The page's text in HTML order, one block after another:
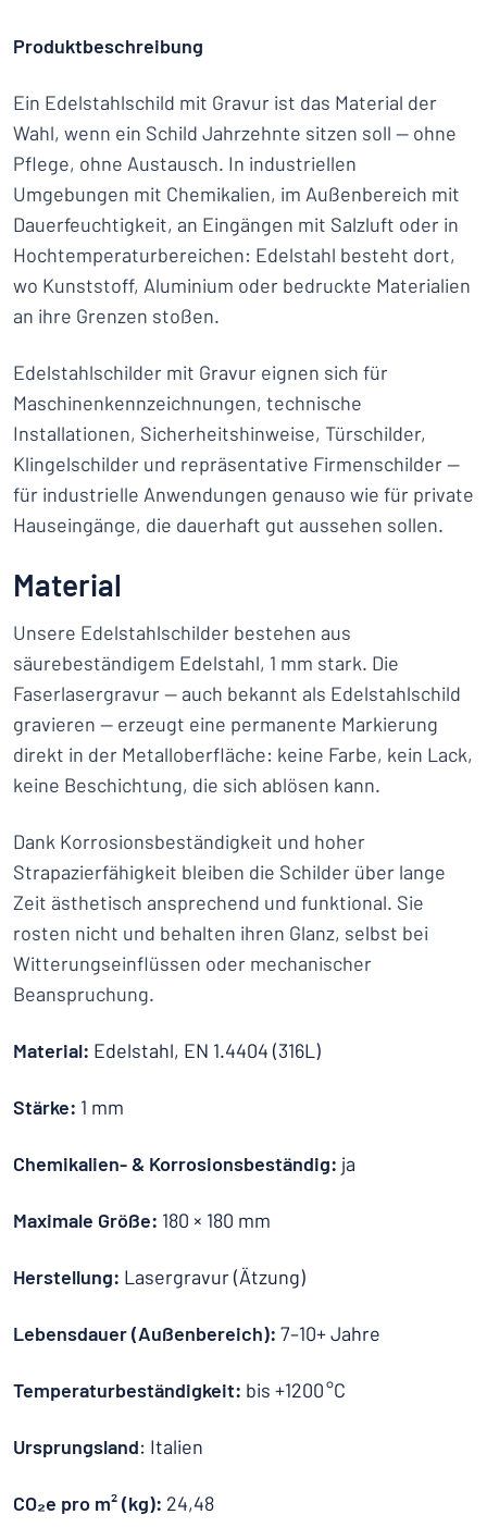
Produktbeschreibung
Ein Edelstahlschild mit Gravur ist das Material der
Wahl, wenn ein Schild Jahrzehnte sitzen soll — ohne
Pflege, ohne Austausch. In industriellen
Umgebungen mit Chemikalien, im Außenbereich mit
Dauerfeuchtigkeit, an Eingängen mit Salzluft oder in
Hochtemperaturbereichen: Edelstahl besteht dort,
wo Kunststoff, Aluminium oder bedruckte Materialien
an ihre Grenzen stoßen.
Edelstahlschilder mit Gravur eignen sich für
Maschinenkennzeichnungen, technische
Installationen, Sicherheitshinweise, Türschilder,
Klingelschilder und repräsentative Firmenschilder —
für industrielle Anwendungen genauso wie für private
Hauseingänge, die dauerhaft gut aussehen sollen.
Material
Unsere Edelstahlschilder bestehen aus
säurebeständigem Edelstahl, 1 mm stark. Die
Faserlasergravur — auch bekannt als Edelstahlschild
gravieren — erzeugt eine permanente Markierung
direkt in der Metalloberfläche: keine Farbe, kein Lack,
keine Beschichtung, die sich ablösen kann.
Dank Korrosionsbeständigkeit und hoher
Strapazierfähigkeit bleiben die Schilder über lange
Zeit ästhetisch ansprechend und funktional. Sie
rosten nicht und behalten ihren Glanz, selbst bei
Witterungseinflüssen oder mechanischer
Beanspruchung.
Material: Edelstahl, EN 1.4404 (316L)
Stärke: 1 mm
Chemikalien- & Korrosionsbeständig: ja
Maximale Größe: 180 × 180 mm
Herstellung: Lasergravur (Ätzung)
Lebensdauer (Außenbereich): 7–10+ Jahre
Temperaturbeständigkeit: bis +1200 °C
Ursprungsland: Italien
CO₂e pro m² (kg): 24,48